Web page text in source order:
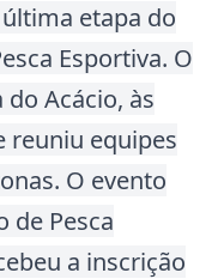
etapa do
Esportiva. O
Acácio, às
reuniu equipes
O evento
de Pesca
a inscrição